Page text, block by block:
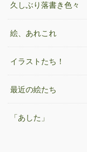
久しぶり落書き色々
絵、あれこれ
イラストたち！
最近の絵たち
「あした」